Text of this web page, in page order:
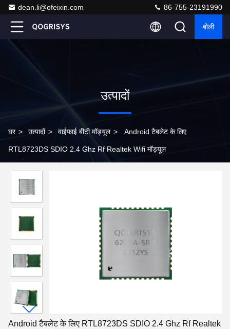
dean.li@ofeixin.com 86-755-23191990
बोली
उत्पादों
घर > उत्पादों > वाईफाई बीटी मॉड्यूल > Android टैबलेट के लिए
RTL8723DS SDIO 2.4 Ghz Rf Realtek Wifi मॉड्यूल
Android टैबलेट के लिए RTL8723DS SDIO 2.4 Ghz Rf Realtek